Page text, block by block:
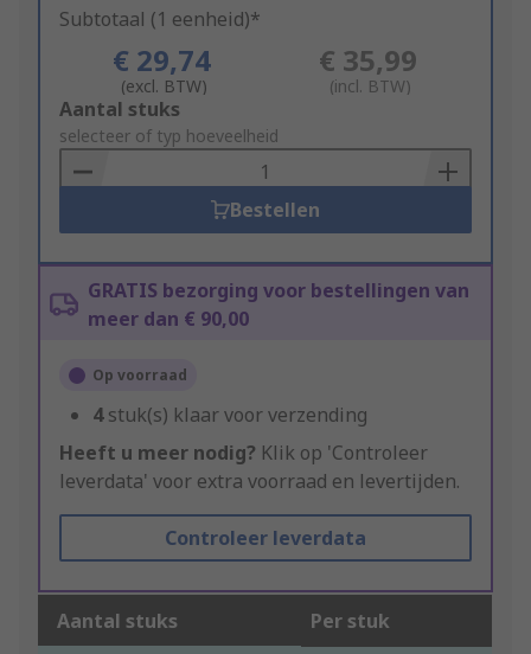
Subtotaal (1 eenheid)*
€ 29,74
(excl. BTW)
€ 35,99
(incl. BTW)
Add
to
Basket
Aantal stuks
selecteer of typ hoeveelheid
Bestellen
GRATIS bezorging voor bestellingen van
meer dan € 90,00
Op voorraad
4stuk(s) klaar voor verzending
Heeft u meer nodig? Klik op 'Controleer
leverdata' voor extra voorraad en levertijden.
Controleer leverdata
Aantal stuks Per stuk